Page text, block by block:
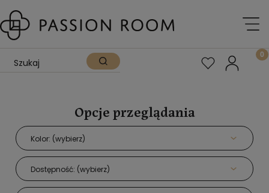
Opcje przeglądania
Kolor: (wybierz)
Dostępność: (wybierz)